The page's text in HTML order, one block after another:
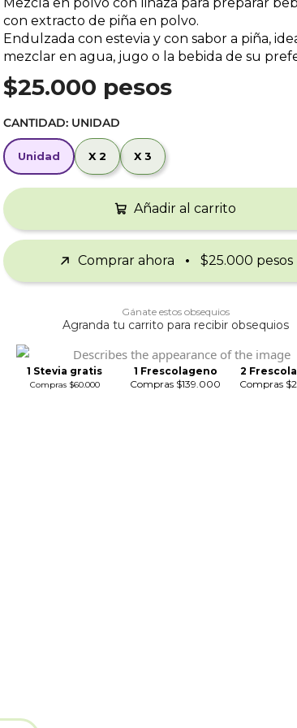
con extracto de piña en polvo.
Endulzada con estevia y con sabor a piña,
mezclar en agua, jugo o la bebida de su
$25.000 pesos
CANTIDAD: UNIDAD
Unidad
Unidad
X 2
X 2
X 3
X 3
Añadir al carrito
Comprar ahora $25.000 pesos
Gánate estos obsequios
Agranda tu carrito para recibir obsequios
1 Stevia gratis
Compras $60.000
1 Frescolageno
Compras $139.000
2
Compras